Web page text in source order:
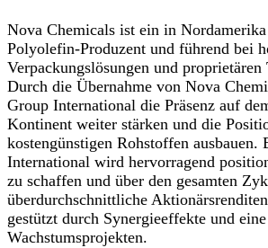
Nova Chemicals ist ein in Nordamerika
Polyolefin-Produzent und führend bei
Verpackungslösungen und proprietären
Durch die Übernahme von Nova
Group International die Präsenz auf
Kontinent weiter stärken und die
kostengünstigen Rohstoffen ausbauen.
International wird hervorragend
zu schaffen und über den gesamten
überdurchschnittliche
gestützt durch Synergieeffekte und
Wachstumsprojekten.